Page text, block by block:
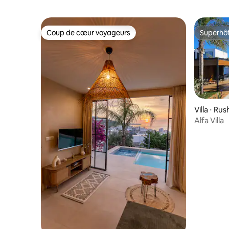
Coup de cœur voyageurs
Coup de cœur voyageurs
Villa ⋅
Alfa Villa